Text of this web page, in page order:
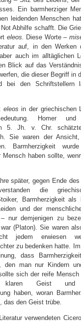
Ein barmherziger
leidenden Menschen
Abhilfe schafft. Die
eleos. Diese Worte –
auf, in den Werken
auch im alltäglichen
Blick auf das
die dieser Begriff in
bei den Schriftstellern
eleos in der griechischen
Homer und
5. Jh. v. Chr.
Sie waren der
Barmherzigkeit
Mensch haben sollte,
später, gegen Ende
die
Barmherzigkeit als
und der
nur demjenigen zu
(Platon). Sie waren
jedem erwiesen
zu bedenken hatte.
dass
den man nur Kindern
sich der reife
klaren Geist und
haben, woran
das den Geist trübe.
verwendeten